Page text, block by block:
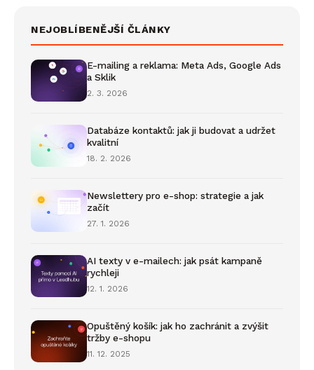
NEJOBLÍBENĚJŠÍ ČLÁNKY
E-mailing a reklama: Meta Ads, Google Ads
a Sklik
2. 3. 2026
Databáze kontaktů: jak ji budovat a udržet
kvalitní
18. 2. 2026
Newslettery pro e-shop: strategie a jak
začít
27. 1. 2026
AI texty v e-mailech: jak psát kampaně
rychleji
12. 1. 2026
Opuštěný košík: jak ho zachránit a zvýšit
tržby e-shopu
11. 12. 2025